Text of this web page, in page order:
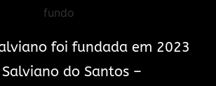
foi fundada em 2023
do Santos –